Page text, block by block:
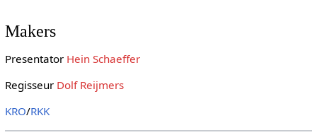
Makers
Presentator Hein Schaeffer
Regisseur Dolf Reijmers
KRO/RKK